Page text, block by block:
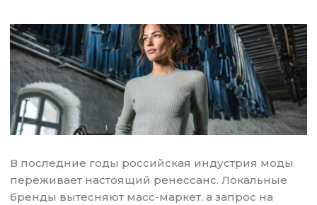
В последние годы российская индустрия моды
переживает настоящий ренессанс. Локальные
бренды вытесняют масс-маркет, а запрос на